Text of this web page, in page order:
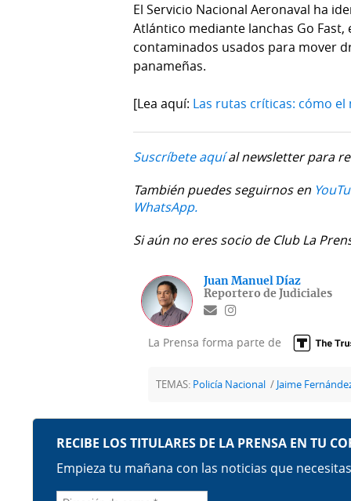
El Servicio Nacional Aeronaval ha
Atlántico mediante lanchas Go
contaminados usados para mover
panameñas.
[Lea aquí: Las rutas críticas: cómo
Suscríbete aquíal newsletter para
También puedes seguirnos en
WhatsApp.
Si aún no eres socio de Club La
Juan Manuel Díaz
Reportero de Judiciales
La Prensa forma parte de
TEMAS: Policía Nacional Jaime